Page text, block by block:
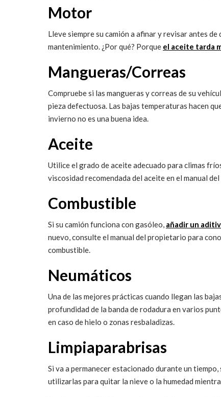
Motor
Lleve siempre su camión a afinar y revisar antes
mantenimiento. ¿Por qué? Porque el aceite tarda
Mangueras/Correas
Compruebe si las mangueras y correas de su
pieza defectuosa. Las bajas temperaturas hacen
invierno no es una buena idea.
Aceite
Utilice el grado de aceite adecuado para climas
viscosidad recomendada del aceite en el manual
Combustible
Si su camión funciona con gasóleo, añadir un
nuevo, consulte el manual del propietario para
combustible.
Neumáticos
Una de las mejores prácticas cuando llegan las
profundidad de la banda de rodadura en varios
en caso de hielo o zonas resbaladizas.
Limpiaparabrisas
Si va a permanecer estacionado durante un
utilizarlas para quitar la nieve o la humedad